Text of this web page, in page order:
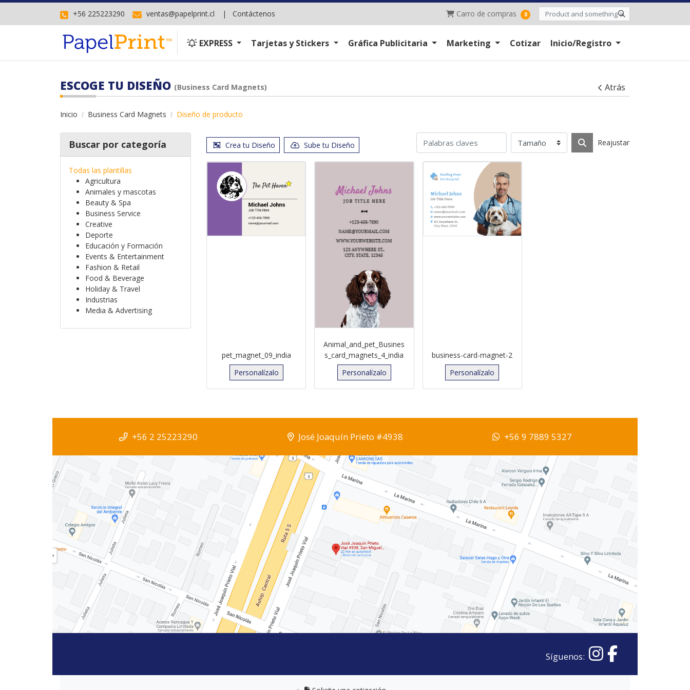
+56 225223290 ventas@papelprint.cl | Contáctenos Carro de compras
Carro de compras 0
EXPRESS
EXPRESS Tarjetas y Stickers Gráfica Publicitaria Marketing Cotizar Inicio/Registro
ESCOGE TU DISEÑO (Business Card Magnets) Atrás
Inicio Business Card Magnets Diseño de producto
Buscar por categoría
Todas las plantillas
Agricultura
Animales y mascotas
Beauty & Spa
Business Service
Creative
Deporte
Educación y Formación
Events & Entertainment
Fashion & Retail
Food & Beverage
Holiday & Travel
Industrias
Media & Advertising
Crea tu Diseño Sube tu Diseño Reajustar
pet_magnet_09_india
Personalízalo
Animal_and_pet_Busines
s_card_magnets_4_india
Personalízalo
business-card-magnet-2
Personalízalo
+56 2 25223290 José Joaquín Prieto #4938 +56 9 7889 5327
Síguenos: